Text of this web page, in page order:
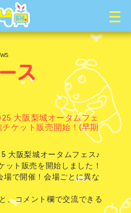
大阪梨城オータムフェ
ケット販売開始！(早期
大阪梨城オータムフェス♪
ット販売を開始しました！
で開催！会場ごとに異な
、コメント欄で交流できる